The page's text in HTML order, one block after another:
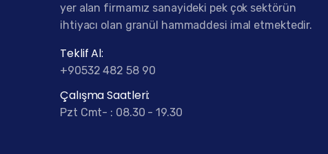
yer alan firmamız sanayideki pek çok sektörün
ihtiyacı olan granül hammaddesi imal etmektedir.
Teklif Al:
+90532 482 58 90
Çalışma Saatleri:
Pzt Cmt- : 08.30 - 19.30